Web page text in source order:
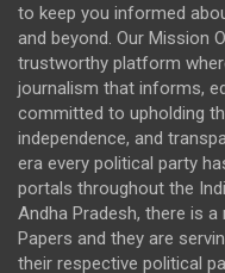
to keep you informed
and beyond. Our Mission
trustworthy platform
journalism that informs,
committed to upholding
independence, and
era every political party
portals throughout the
Andha Pradesh, there is
Papers and they are
their respective political